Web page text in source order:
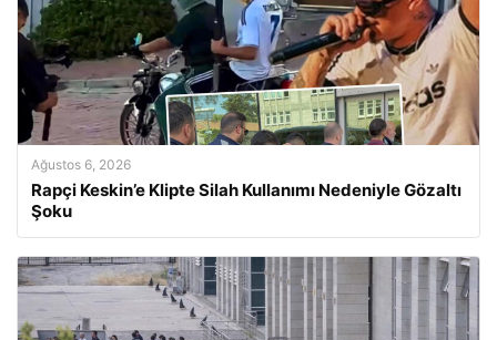
Ağustos 6, 2026
Rapçi Keskin’e Klipte Silah Kullanımı Nedeniyle Gözaltı
Şoku